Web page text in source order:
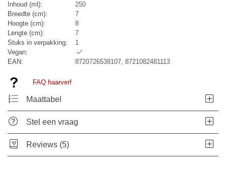
Inhoud (ml):
250
Breedte (cm):
7
Hoogte (cm):
8
Lengte (cm):
7
Stuks in verpakking:
1
Vegan:
EAN:
8720726538107, 8721082481113
FAQ haarverf
Maattabel
Stel een vraag
Reviews (5)